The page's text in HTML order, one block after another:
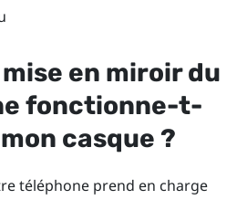
en miroir du
fonctionne-t-
casque ?
téléphone prend en charge